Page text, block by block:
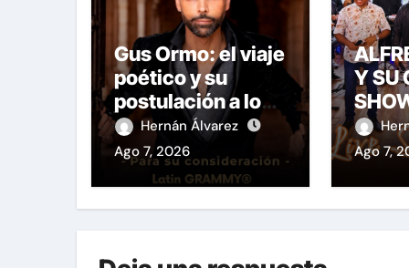
Gus Ormo: el viaje
poético y su
postulación a los
Latin GRAMMY®
Hernán Álvarez
Ago 7, 2026
Y SU
Ago 7,